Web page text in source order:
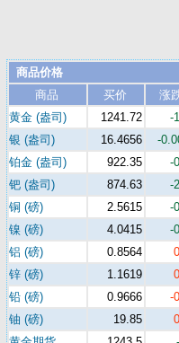
商品价格
商品
买价 涨
黄金 (盎司)
1241.72 -
银 (盎司)
16.4656 -
铂金 (盎司)
922.35 -
钯 (盎司)
874.63 -
铜 (磅)
2.5615 -
镍 (磅)
4.0415 -
铝 (磅)
0.8564
锌 (磅)
1.1619
铅 (磅)
0.9666 -
铀 (磅)
19.85